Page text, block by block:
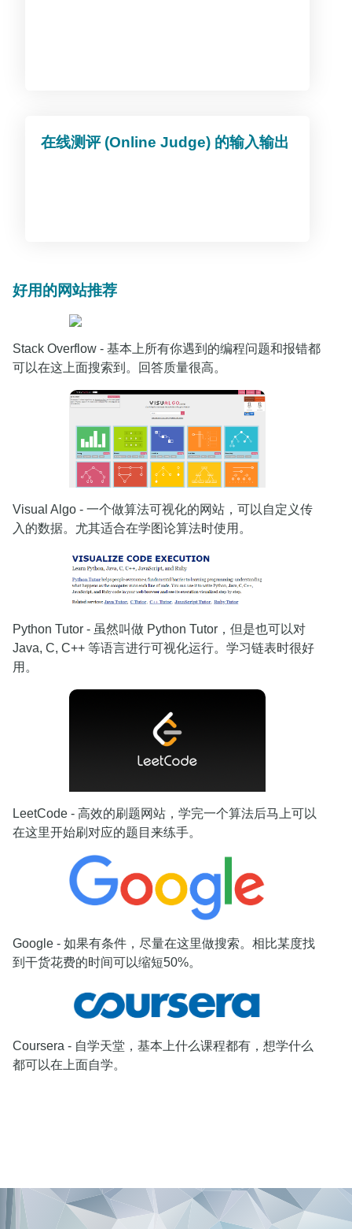
在线测评 (Online Judge) 的输入输出
好用的网站推荐
Stack Overflow - 基本上所有你遇到的编程问题和报错都
可以在这上面搜索到。回答质量很高。
Visual Algo - 一个做算法可视化的网站，可以自定义传
入的数据。尤其适合在学图论算法时使用。
Python Tutor - 虽然叫做 Python Tutor，但是也可以对
Java, C, C++ 等语言进行可视化运行。学习链表时很好
用。
LeetCode - 高效的刷题网站，学完一个算法后马上可以
在这里开始刷对应的题目来练手。
Google - 如果有条件，尽量在这里做搜索。相比某度找
到干货花费的时间可以缩短50%。
Coursera - 自学天堂，基本上什么课程都有，想学什么
都可以在上面自学。